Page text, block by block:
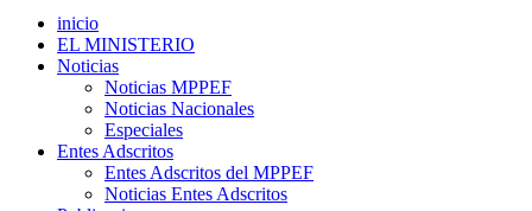
inicio
EL MINISTERIO
Noticias
Noticias MPPEF
Noticias Nacionales
Especiales
Entes Adscritos
Entes Adscritos del MPPEF
Noticias Entes Adscritos